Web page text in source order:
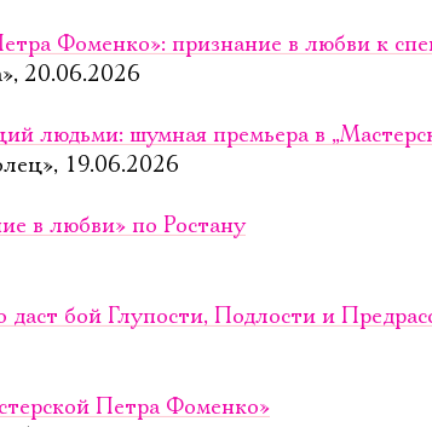
Фоменко»: признание в любви к
20.06.2026
людьми: шумная премьера в
19.06.2026
в любви» по Ростану
бой Глупости, Подлости и
Петра Фоменко»